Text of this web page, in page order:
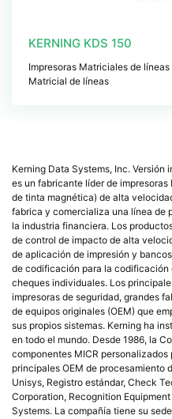
KERNING KDS 150
Impresoras Matriciales de
Matricial de líneas
Kerning Data Systems, Inc. Versión
es un fabricante líder de
de tinta magnética) de alta
fabrica y comercializa una línea de
la industria financiera. Los
de control de impacto de alta
de aplicación de impresión y
de codificación para la
cheques individuales. Los
impresoras de seguridad, grandes
de equipos originales (OEM) que
sus propios sistemas. Kerning ha
en todo el mundo. Desde 1986, la
componentes MICR
principales OEM de procesamiento
Unisys, Registro estándar, Check
Corporation, Recognition
Systems. La compañía tiene su